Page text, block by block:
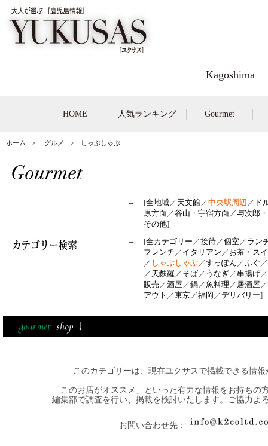
Kagoshima
HOME 人気ランキング Gourmet
ホーム > グルメ > しゃぶしゃぶ
→ [全地域／ 天文館／中央駅周辺 ／ ド
原方面／谷山・宇宿方面／与次郎
その他]
→
[全カテゴリー ／接待／個室／ ラン
フレンチ ／ イタリアン ／ お茶・ス
／ しゃぶしゃぶ／すっぽん ／ふぐ ／
／ 天麩羅／ そば／ うなぎ／ 串揚げ／
販売 ／酒屋 ／鍋／魚料理 ／ 居酒屋 ／
アウト ／東京／福岡 ／デリバリー]
このカテゴリーは、現在ユクサスで掲載できる情
「このお店がオススメ」といった有力な情報をお持ちの
編集部で調査を行い、掲載を検討いたします。ご協力よ
お問い合わせ先：